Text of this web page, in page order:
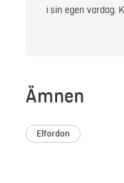
i sin egen vardag.
Ämnen
Elfordon